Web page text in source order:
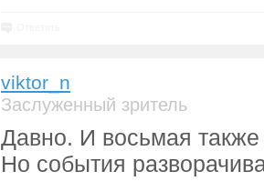
viktor_n
Заслуженный зритель
Давно. И восьмая также
Но события